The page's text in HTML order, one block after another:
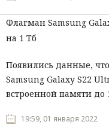
Флагман Samsung
на 1 Тб
Появились данные,
Samsung Galaxy S22
встроенной памяти до
19:59, 01 января 2022